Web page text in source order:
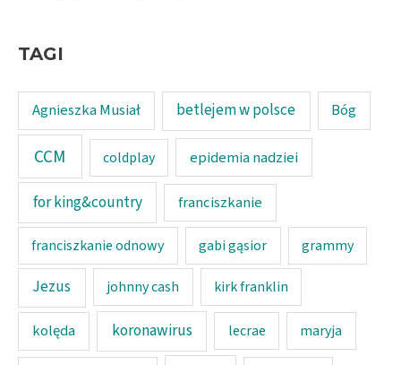
TAGI
Agnieszka Musiał betlejem w polsce Bóg
CCM coldplay epidemia nadziei
for king&country franciszkanie
franciszkanie odnowy gabi gąsior grammy
Jezus johnny cash kirk franklin
kolęda koronawirus lecrae maryja